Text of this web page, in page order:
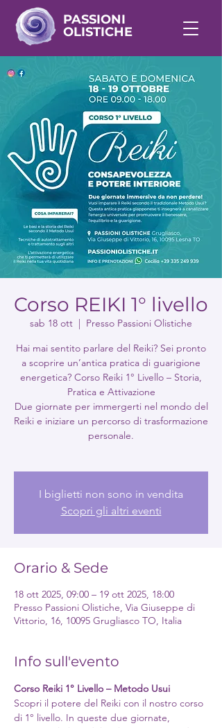
PASSIONI
OLISTICHE
Corso REIKI 1° livello
sab 18 ott
  |
Presso Passioni Olistiche
Hai mai sentito parlare del Reiki? Sei pronto
a scoprire un’antica pratica di guarigione
energetica? Corso Reiki 1° Livello – Storia,
Pratica e Attivazione
Due giornate per immergerti nel mondo del
Reiki e iniziare un percorso di trasformazione
personale.
I biglietti non sono in vendita
Scopri gli altri eventi
Orario & Sede
18 ott 2025, 09:00 – 19 ott 2025, 18:00
Presso Passioni Olistiche, Via Giuseppe di
Vittorio, 16, 10095 Grugliasco TO, Italia
Info sull'evento
Corso Reiki 1° Livello – Metodo Usui
Scopri il potere del Reiki con il nostro corso
di 1° livello. In queste due giornate,